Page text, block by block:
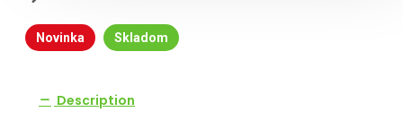
Novinka Skladom
Description